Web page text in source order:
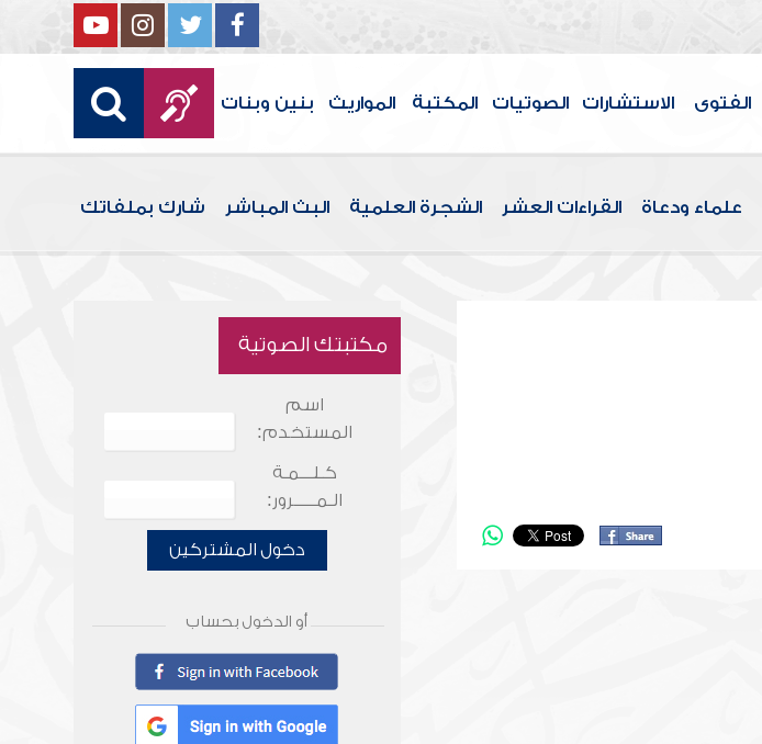
الفتوى الاستشارات الصوتيات المكتبة المواريث بنين وبنات
علماء ودعاة القراءات العشر الشجرة العلمية البث المباشر شارك بملفاتك
مكتبتك الصوتية
اسم
المستخدم:
كـلـــمـة
الـمـــــرور:
دخول المشتركين
أو الدخول بحساب